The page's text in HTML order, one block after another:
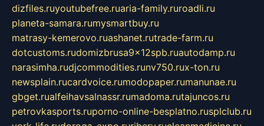
dizfiles.ruyoutubefree.ruaria-family.ruroadli.ru
planeta-samara.rumysmartbuy.ru
matrasy-kemerovo.ruashanet.rutrade-farm.ru
dotcustoms.rudomizbrusa9x12spb.ruautodamp.ru
narasimha.rudjcommodities.runv750.rux-ton.ru
newsplain.rucardvoice.rumodopaper.rumanunae.ru
gbget.rualfeihavsalnassr.rumadoma.rutajuncos.ru
petrovkasports.ruporno-online-besplatno.rusplclub.ru